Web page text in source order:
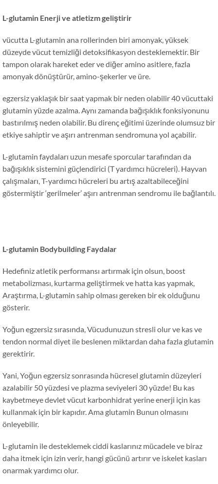
L-glutamin Enerji ve atletizm geliştirir
vücutta L-glutamin ana rollerinden biri amonyak, yüksek
düzeyde vücut temizliği detoksifikasyon desteklemektir. Bir
tampon olarak hareket eder ve diğer amino asitlere, fazla
amonyak dönüştürür, amino-şekerler ve üre.
egzersiz yaklaşık bir saat yapmak bir neden olabilir 40 vücuttaki
glutamin yüzde azalma. Aynı zamanda bağışıklık fonksiyonunu
bastırılmış neden olabilir. Bu direnç eğitimi üzerinde olumsuz bir
etkiye sahiptir ve aşırı antrenman sendromuna yol açabilir.
L-glutamin faydaları uzun mesafe sporcular tarafından da
bağışıklık sistemini güçlendirici (T yardımcı hücreleri). Hayvan
çalışmaları, T-yardımcı hücreleri bu artış azaltabileceğini
göstermiştir ‘gerilmeler’ aşırı antrenman sendromu ile bağlantılı.
L-glutamin Bodybuilding Faydalar
Hedefiniz atletik performansı artırmak için olsun, boost
metabolizması, kurtarma geliştirmek ve hatta kas yapmak,
Araştırma, L-glutamin sahip olması gereken bir ek olduğunu
gösterir.
Yoğun egzersiz sırasında, Vücudunuzun stresli olur ve kas ve
tendon normal diyet ile beslenen miktardan daha fazla glutamin
gerektirir.
Yani, Yoğun egzersiz sonrasında hücresel glutamin düzeyleri
azalabilir 50 yüzdesi ve plazma seviyeleri 30 yüzde! Bu kas
kaybetmeye devlet vücut karbonhidrat yerine enerji için kas
kullanmak için bir kapıdır. Ama glutamin Bunun olmasını
önleyebilir.
L-glutamin ile desteklemek ciddi kaslarınız mücadele ve biraz
daha itmek için izin verir, hangi gücünü artırır ve iskelet kasları
onarmak yardımcı olur.